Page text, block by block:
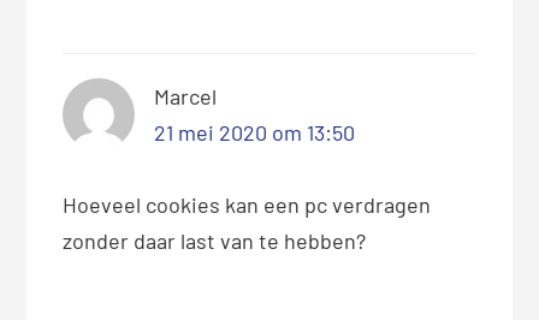
Marcel
21 mei 2020 om 13:50
Hoeveel cookies kan een pc verdragen
zonder daar last van te hebben?